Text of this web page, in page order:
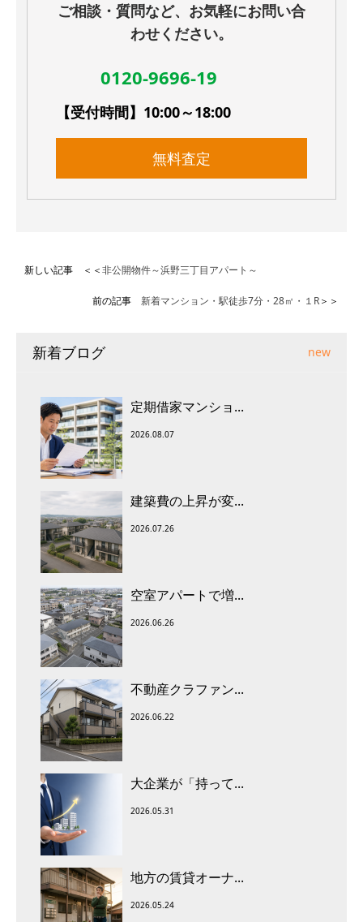
ご相談・質問など、お気軽にお問い合
わせください。
0120-9696-19
【受付時間】10:00～18:00
無料査定
新しい記事 ＜＜非公開物件～浜野三丁目アパート～
前の記事 新着マンション・駅徒歩7分・28㎡・１R＞＞
新着ブログ new
定期借家マンショ...
2026.08.07
建築費の上昇が変...
2026.07.26
空室アパートで増...
2026.06.26
不動産クラファン...
2026.06.22
大企業が「持って...
2026.05.31
地方の賃貸オーナ...
2026.05.24